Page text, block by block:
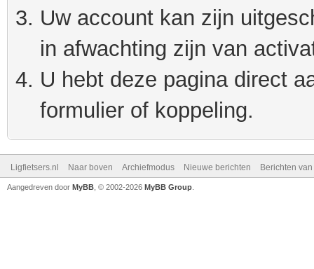
Uw account kan zijn
in afwachting zijn van
U hebt deze pagina direct
formulier of koppeling.
Ligfietsers.nl Naar boven Archiefmodus Nieuwe berichten Berichten
Aangedreven door MyBB , © 2002-2026 MyBB Group